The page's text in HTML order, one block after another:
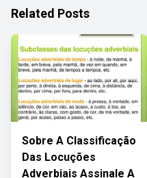
Related Posts
Sobre A Classificação
Das Locuções
Adverbiais Assinale A